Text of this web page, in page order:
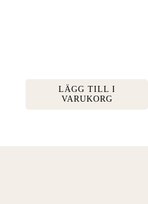
LÄGG TILL I
VARUKORG